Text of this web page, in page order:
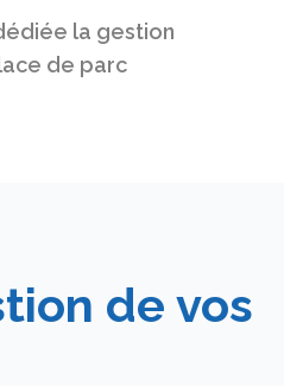
la gestion
de parc
de vos